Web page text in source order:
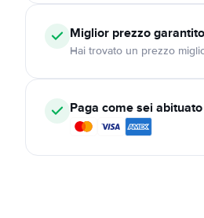
Miglior prezzo garantito
Hai trovato un prezzo
Paga come sei